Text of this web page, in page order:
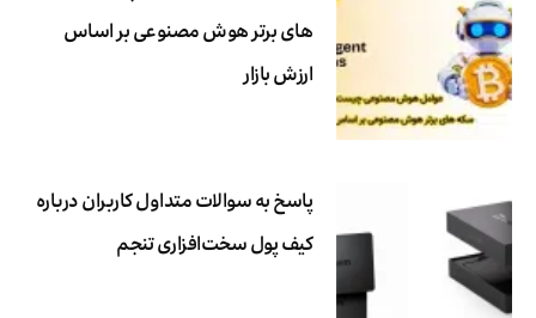
های برتر هوش مصنوعی بر اساس
ارزش بازار
پاسخ به سوالات متداول کاربران درباره
کیف پول سخت‌افزاری تنجم